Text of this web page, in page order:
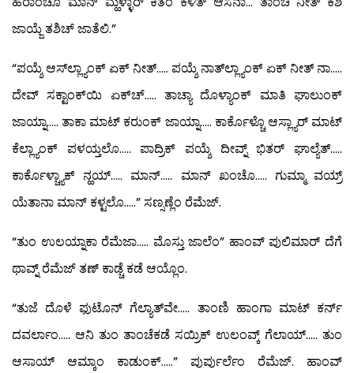
ಜಾಯ್ಜೆ ತಶಿಚ್ ಜಾತೆಲಿ.”
“ಪಯ್ಶೆ ಆಸ್‍ಲ್ಲ್ಯಾಂಕ್ ಏಕ್ ನೀತ್….. ಪಯ್ಶೆ ನಾತ್‍ಲ್ಲ್ಯಾಂಕ್ ಏಕ್ ನೀತ್ ನಾ…..
ದೇವ್ ಸಕ್ಟಾಂಕ್‍ಯಿ ಏಕ್‍ಚ್….. ತಾಚ್ಯಾ ದೊಳ್ಯಾಂಕ್ ಮಾತಿ ಘಾಲುಂಕ್
ಜಾಯ್ನಾ….. ತಾಕಾ ಮಾಟ್ ಕರುಂಕ್ ಜಾಯ್ನಾ….. ಕಾರ್ಕೊಳ್ಚೊ ಆಸ್ಲ್ಯಾರ್ ಮಾಟ್
ಕೆಲ್ಲ್ಯಾಂಕ್ ಪಳಯ್ತಲೊ….. ಪಾದ್ರಿಕ್ ಪಯ್ಶೆ ದೀವ್ನ್ ಭಿತರ್ ಘಾಲ್ಯೆತ್…..
ಕಾರ್ಕೊಳ್ಚ್ಯಾಕ್ ನ್ಹಯ್….. ಮಾನ್….. ಮಾನ್ ಖಂಚೊ….. ಗುಮ್ಮಾ ವಯ್ರ್
ಯೆತಾನಾ ಮಾನ್ ಕಳ್ಟಲೊ…..” ಸಣ್ಸಣ್ಲೆಂ ರೆಮೆಜ್.
“ತುಂ ಉಲಯ್ನಾಕಾ ರೆಮೆಜಾ….. ಮೊಸ್ತು ಜಾಲೆಂ” ಹಾಂವ್ ಪುಲಿಮಾರ್ ದೆಗೆ
ಥಾವ್ನ್ ರೆಮೆಜ್ ತಣ್ ಕಾಡ್ಚೆ ಕಡೆ ಆಯ್ಲೊಂ.
“ತುಜೆ ದೊಳೆ ಫುಟೊನ್ ಗೆಲ್ಯಾತ್‍ವೇ….. ತಾಂಣಿ ಹಾಂಗಾ ಮಾಟ್ ಕರ್ನ್
ದವರ್ಲಾಂ….. ಆನಿ ತುಂ ತಾಂಚೆಕಡೆ ಸಯ್ರಿಕ್ ಉಲಂವ್ಕ್ ಗೆಲಾಯ್….. ತುಂ
ಆಸಾಯ್ ಆಮ್ಕಾಂ ಕಾಡುಂಕ್…..” ಪುರ್ಪುರ್ಲೆಂ ರೆಮೆಜ್. ಹಾಂವ್